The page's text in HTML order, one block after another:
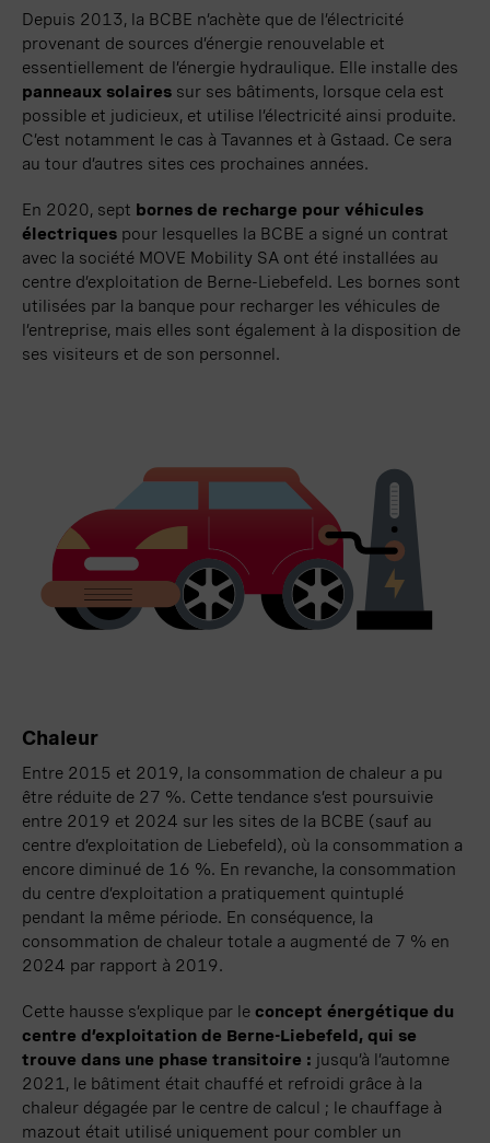
Depuis 2013, la BCBE n’achète que de l’électricité
provenant de sources d’énergie renouvelable et
essentiellement de l’énergie hydraulique. Elle installe des
panneaux solaires sur ses bâtiments, lorsque cela est
possible et judicieux, et utilise l’électricité ainsi produite.
C’est notamment le cas à Tavannes et à Gstaad. Ce sera
au tour d’autres sites ces prochaines années.
En 2020, sept bornes de recharge pour véhicules
électriques pour lesquelles la BCBE a signé un contrat
avec la société MOVE Mobility SA ont été installées au
centre d’exploitation de Berne-Liebefeld. Les bornes sont
utilisées par la banque pour recharger les véhicules de
l’entreprise, mais elles sont également à la disposition de
ses visiteurs et de son personnel.
Chaleur
Entre 2015 et 2019, la consommation de chaleur a pu
être réduite de 27 %. Cette tendance s’est poursuivie
entre 2019 et 2024 sur les sites de la BCBE (sauf au
centre d’exploitation de Liebefeld), où la consommation a
encore diminué de 16 %. En revanche, la consommation
du centre d’exploitation a pratiquement quintuplé
pendant la même période. En conséquence, la
consommation de chaleur totale a augmenté de 7 % en
2024 par rapport à 2019.
Cette hausse s’explique par le concept énergétique du
centre d’exploitation de Berne-Liebefeld, qui se
trouve dans une phase transitoire : jusqu’à l’automne
2021, le bâtiment était chauffé et refroidi grâce à la
chaleur dégagée par le centre de calcul ; le chauffage à
mazout était utilisé uniquement pour combler un